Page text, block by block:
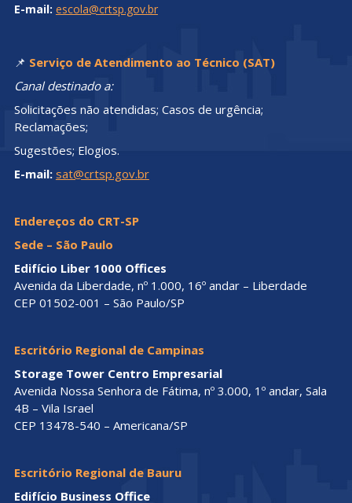
E-mail: escola@crtsp.gov.br
📌 Serviço de Atendimento ao Técnico (SAT)
Canal destinado a:
Solicitações não atendidas; Casos de urgência;
Reclamações;
Sugestões; Elogios.
E-mail: sat@crtsp.gov.br
Endereços do CRT-SP
Sede – São Paulo
Edifício Liber 1000 Offices
Avenida da Liberdade, nº 1.000, 16º andar – Liberdade
CEP 01502-001 – São Paulo/SP
Escritório Regional de Campinas
Storage Tower Centro Empresarial
Avenida Nossa Senhora de Fátima, nº 3.000, 1º andar, Sala
4B – Vila Israel
CEP 13478-540 – Americana/SP
Escritório Regional de Bauru
Edifício Business Office